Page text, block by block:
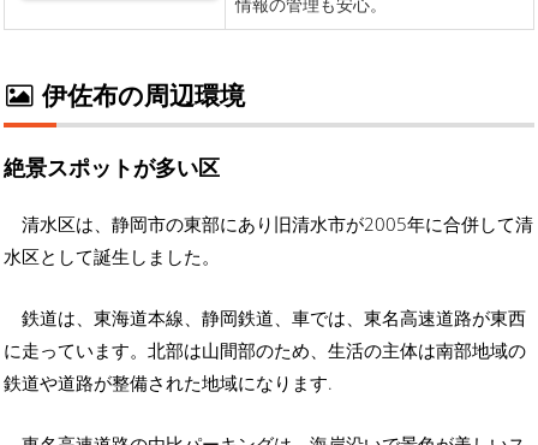
伊佐布の周辺環境
絶景スポットが多い区
清水区は、静岡市の東部にあり旧清水市が2005年に合併して清
水区として誕生しました。
鉄道は、東海道本線、静岡鉄道、車では、東名高速道路が東西
に走っています。北部は山間部のため、生活の主体は南部地域の
鉄道や道路が整備された地域になります.